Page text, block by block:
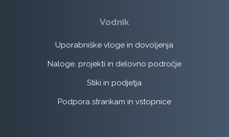
Vodnik
Uporabniške vloge in dovoljenja
Naloge, projekti in delovno področje
Stiki in podjetja
Podpora strankam in vstopnice